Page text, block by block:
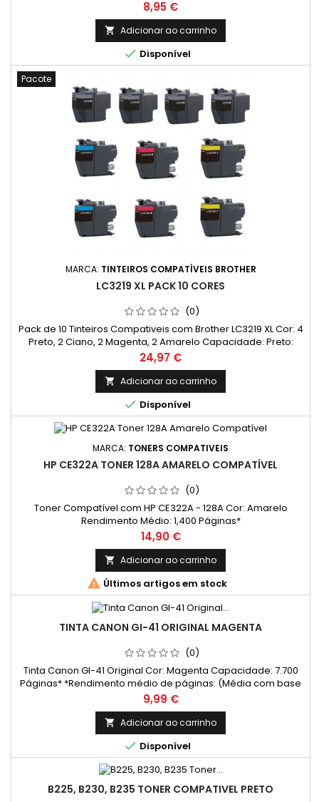
Páginas* Cada Cor: 350 Páginas*
Preço
8,95 €
 Adicionar ao carrinho
 Disponível
Pacote
MARCA: TINTEIROS COMPATÍVEIS BROTHER
LC3219 XL PACK 10 CORES
(0)
Pack de 10 Tinteiros Compativeis com Brother LC3219 XL Cor: 4
Preto, 2 Ciano, 2 Magenta, 2 Amarelo Capacidade: Preto:
60ml Cada Cor: 18ml O Pack de 10 Tinteiros Compatíveis com
Brother LC3219"é um conjunto de cartuchos de tinta de
reposição projetados para impressoras Brother. Este pacote
inclui cores preto, ciano, magenta e amarelo, oferecendo
uma...
Preço
24,97 €
 Adicionar ao carrinho
 Disponível
MARCA: TONERS COMPATIVEIS
HP CE322A TONER 128A AMARELO COMPATÍVEL
(0)
Toner Compatível com HP CE322A - 128A Cor: Amarelo
Rendimento Médio: 1,400 Páginas*
Preço
14,90 €
 Adicionar ao carrinho
 Últimos artigos em stock
TINTA CANON GI-41 ORIGINAL MAGENTA
(0)
Tinta Canon GI-41 Original Cor: Magenta Capacidade: 7.700
Páginas* *Rendimento médio de páginas: (Média com base
na norma ISO/IEC 24711 e impressão contínua. O rendimento
real varia consideravelmente com base no conteúdo das
páginas impressas e noutros factores.)
Preço
9,99 €
 Adicionar ao carrinho
 Disponível
B225, B230, B235 TONER COMPATIVEL PRETO